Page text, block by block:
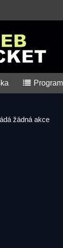
Program
žádná akce